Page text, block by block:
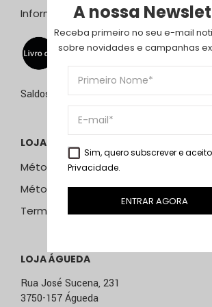
Informação Resolução Litígios
Saldos de 15 de julho a 15 de setembro de
LOJA ONLINE
Métodos e Custos de Envio
Métodos de Pagamento
Termos & Condições
LOJA ÁGUEDA
Rua José Sucena, 231
3750-157 Águeda
A nossa
Receba primeiro no seu e-mail
sobre novidades e campanhas
Sim, quero subscrever e
Privacidade.
ENTRAR AGORA